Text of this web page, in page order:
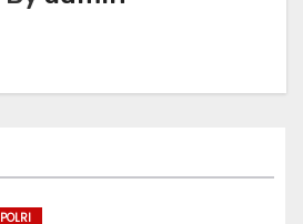
POLRI